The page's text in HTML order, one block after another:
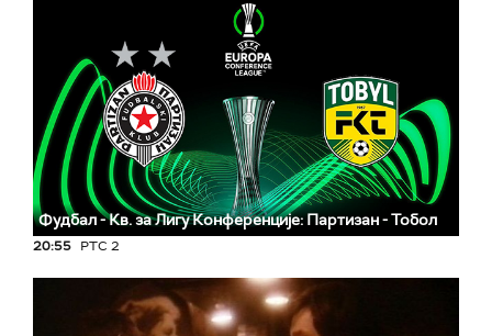
Фудбал - Кв. за Лигу Конференције: Партизан - Тобол
20:55 РТС 2